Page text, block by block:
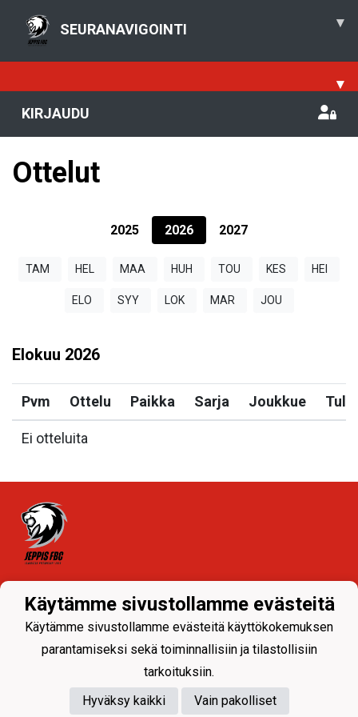
SEURANAVIGOINTI ▾
▾
KIRJAUDU
Ottelut
2025 2026 2027
TAM HEL MAA HUH TOU KES HEI
ELO SYY LOK MAR JOU
Elokuu 2026
Pvm Ottelu Paikka Sarja Joukkue
Ei otteluita
Powered by
Käytämme sivustollamme evästeitä
Käytämme sivustollamme evästeitä käyttökokemuksen
parantamiseksi sekä toiminnallisiin ja tilastollisiin
tarkoituksiin.
Hyväksy kaikki
Vain pakolliset